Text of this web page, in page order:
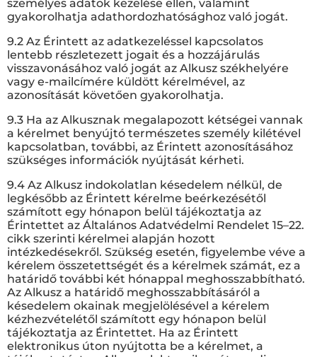
személyes adatok kezelése ellen, valamint
gyakorolhatja adathordozhatósághoz való jogát.
9.2 Az Érintett az adatkezeléssel kapcsolatos
lentebb részletezett jogait és a hozzájárulás
visszavonásához való jogát az Alkusz székhelyére
vagy e-mailcímére küldött kérelmével, az
azonosítását követően gyakorolhatja.
9.3 Ha az Alkusznak megalapozott kétségei vannak
a kérelmet benyújtó természetes személy kilétével
kapcsolatban, további, az Érintett azonosításához
szükséges információk nyújtását kérheti.
9.4 Az Alkusz indokolatlan késedelem nélkül, de
legkésőbb az Érintett kérelme beérkezésétől
számított egy hónapon belül tájékoztatja az
Érintettet az Általános Adatvédelmi Rendelet 15–22.
cikk szerinti kérelmei alapján hozott
intézkedésekről. Szükség esetén, figyelembe véve a
kérelem összetettségét és a kérelmek számát, ez a
határidő további két hónappal meghosszabbítható.
Az Alkusz a határidő meghosszabbításáról a
késedelem okainak megjelölésével a kérelem
kézhezvételétől számított egy hónapon belül
tájékoztatja az Érintettet. Ha az Érintett
elektronikus úton nyújtotta be a kérelmet, a